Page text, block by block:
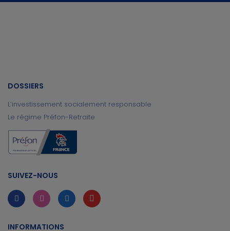
DOSSIERS
L’investissement socialement responsable
Le régime Préfon-Retraite
SUIVEZ-NOUS
INFORMATIONS